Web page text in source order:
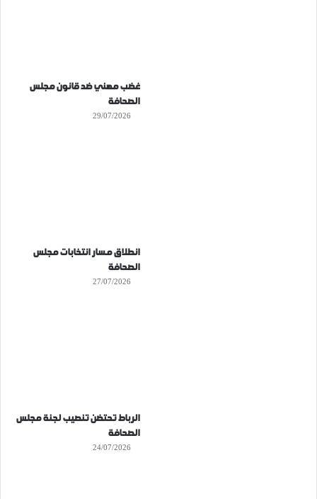
غضب مهني ضد قانون مجلس
الصحافة
29/07/2026
انطلاق مسار انتخابات مجلس
الصحافة
27/07/2026
الرباط تحتضن تنصيب لجنة مجلس
الصحافة
24/07/2026